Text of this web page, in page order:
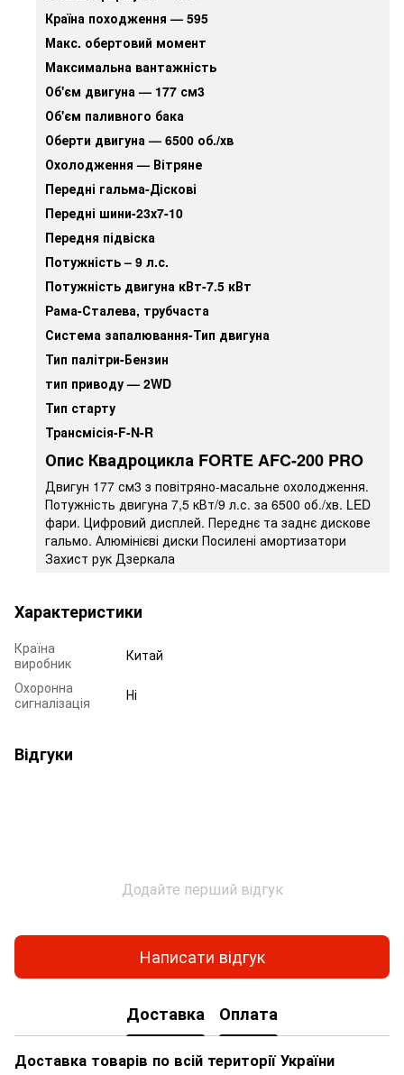
Країна походження — 595
Макс. обертовий момент
Максимальна вантажність
Об'єм двигуна — 177 см3
Об'єм паливного бака
Оберти двигуна — 6500 об./хв
Охолодження — Вітряне
Передні гальма-Діскові
Передні шини-23х7-10
Передня підвіска
Потужність – 9 л.с.
Потужність двигуна кВт-7.5 кВт
Рама-Сталева, трубчаста
Система запалювання-Тип двигуна
Тип палітри-Бензин
тип приводу — 2WD
Тип старту
Трансмісія-F-N-R
Опис Квадроцикла FORTE AFC-200 PRO
Двигун 177 см3 з повітряно-масальне охолодження.
Потужність двигуна 7,5 кВт/9 л.с. за 6500 об./хв. LED
фари. Цифровий дисплей. Переднє та заднє дискове
гальмо. Алюмінієві диски Посилені амортизатори
Захист рук Дзеркала
Характеристики
Країна
виробник
Китай
Охоронна
сигналізація
Ні
Відгуки
Додайте перший відгук
Написати відгук
Доставка Оплата
Доставка товарів по всій території України